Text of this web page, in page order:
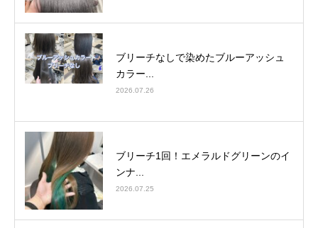
ブリーチなしで染めたブルーアッシュ
カラー...
2026.07.26
ブリーチ1回！エメラルドグリーンのイ
ンナ...
2026.07.25